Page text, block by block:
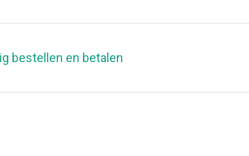
bestellen en betalen